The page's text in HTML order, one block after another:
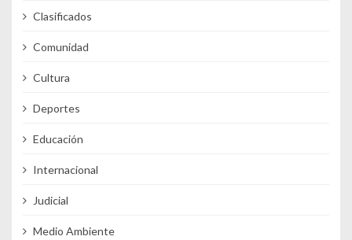
Clasificados
Comunidad
Cultura
Deportes
Educación
Internacional
Judicial
Medio Ambiente